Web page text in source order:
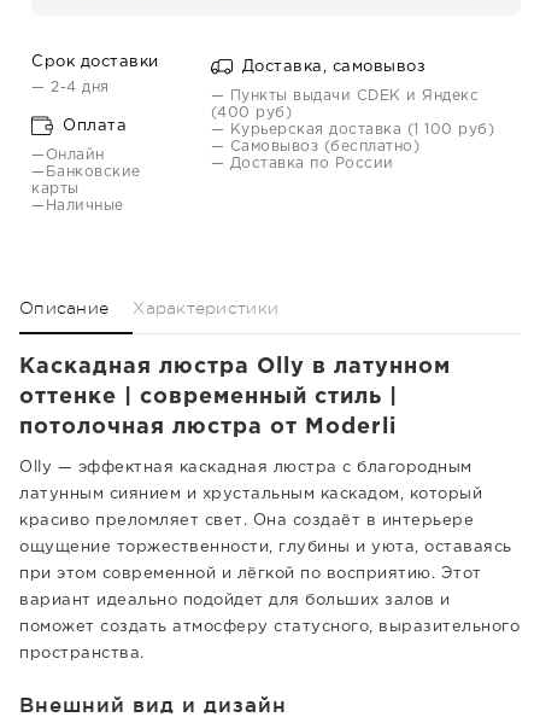
Срок доставки
— 2-4 дня
Оплата
—Онлайн
—Банковские
карты
—Наличные
Доставка, самовывоз
— Пункты выдачи CDEK и Яндекс
(400 руб)
— Курьерская доставка (1 100 руб)
— Самовывоз (бесплатно)
— Доставка по России
Описание Характеристики
Каскадная люстра Olly в латунном
оттенке | современный стиль |
потолочная люстра от Moderli
Olly — эффектная каскадная люстра с благородным
латунным сиянием и хрустальным каскадом, который
красиво преломляет свет. Она создаёт в интерьере
ощущение торжественности, глубины и уюта, оставаясь
при этом современной и лёгкой по восприятию. Этот
вариант идеально подойдет для больших залов и
поможет создать атмосферу статусного, выразительного
пространства.
Внешний вид и дизайн